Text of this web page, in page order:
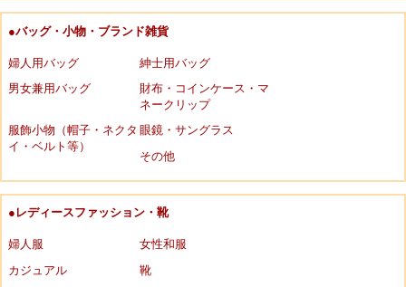
●バッグ・小物・ブランド雑貨
婦人用バッグ
紳士用バッグ
男女兼用バッグ
財布・コインケース・マ
ネークリップ
服飾小物（帽子・ネクタ
イ・ベルト等）
眼鏡・サングラス
その他
●レディースファッション・靴
婦人服
女性和服
カジュアル
靴